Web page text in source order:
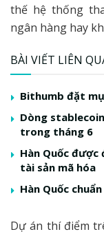
thế hệ thống
ngân hàng hay
BÀI VIẾT LIÊN
Bithumb đặt
Dòng
trong tháng 6
Hàn Quốc
tài sản mã hóa
Hàn Quốc
Dự án thí điểm